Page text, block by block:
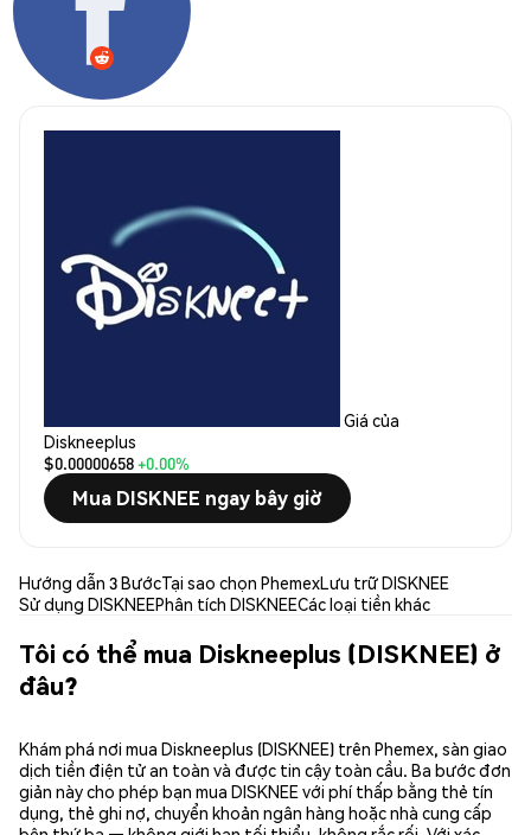
Giá của
Diskneeplus
$0.00000658+0.00%
Mua DISKNEE ngay bây giờ
Hướng dẫn 3 BướcTại sao chọn PhemexLưu trữ DISKNEE
Sử dụng DISKNEEPhân tích DISKNEECác loại tiền khác
Tôi có thể mua Diskneeplus (DISKNEE) ở
đâu?
Khám phá nơi mua Diskneeplus (DISKNEE) trên Phemex, sàn giao
dịch tiền điện tử an toàn và được tin cậy toàn cầu. Ba bước đơn
giản này cho phép bạn mua DISKNEE với phí thấp bằng thẻ tín
dụng, thẻ ghi nợ, chuyển khoản ngân hàng hoặc nhà cung cấp